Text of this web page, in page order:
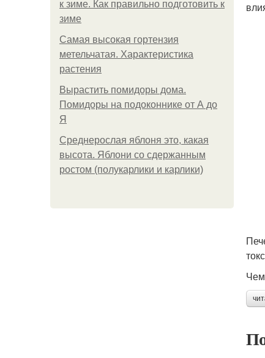
к зиме. Как правильно подготовить к
зиме
Самая высокая гортензия
метельчатая. Характеристика
растения
Вырастить помидоры дома.
Помидоры на подоконнике от А до
Я
Среднерослая яблоня это, какая
высота. Яблони со сдержанным
ростом (полукарлики и карлики)